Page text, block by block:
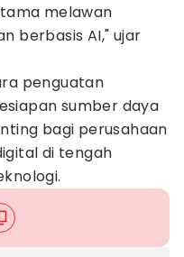
melawan
berbasis AI," ujar
penguatan
sumber daya
bagi perusahaan
di tengah